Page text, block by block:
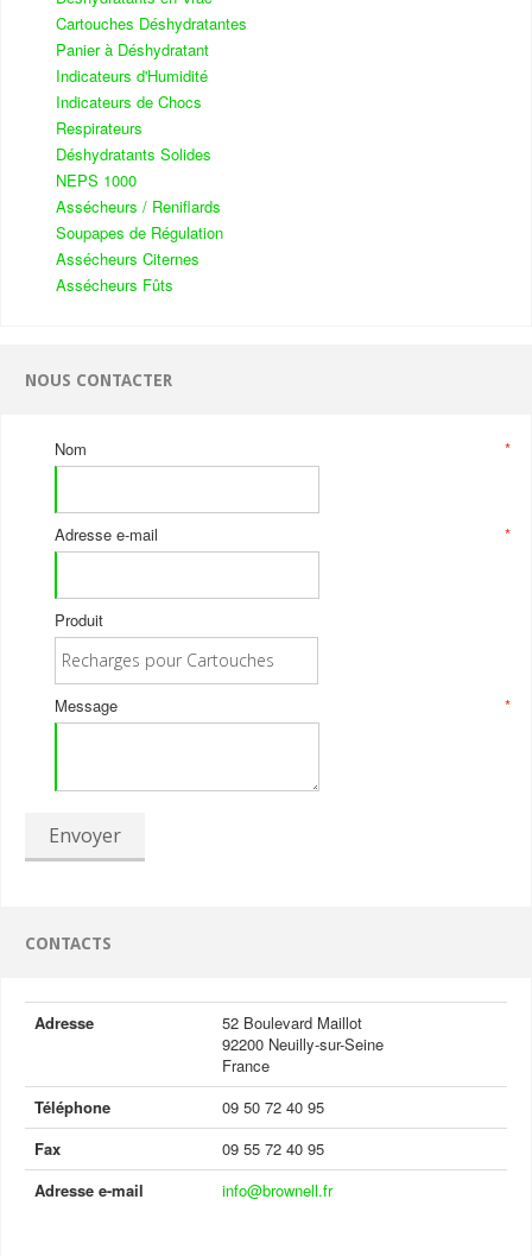
Cartouches Déshydratantes
Panier à Déshydratant
Indicateurs d'Humidité
Indicateurs de Chocs
Respirateurs
Déshydratants Solides
NEPS 1000
Assécheurs / Reniflards
Soupapes de Régulation
Assécheurs Citernes
Assécheurs Fûts
NOUS CONTACTER
*
Nom
*
Adresse e-mail
Produit
*
Message
Envoyer
CONTACTS
Adresse
52 Boulevard Maillot
92200 Neuilly-sur-Seine
France
Téléphone
09 50 72 40 95
Fax
09 55 72 40 95
Adresse e-mail
info@brownell.fr